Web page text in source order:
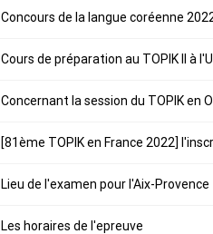
Concours de la langue coréenne
Cours de préparation au TOPIK II à
Concernant la session du TOPIK en
[81ème TOPIK en France 2022]
Lieu de l'examen pour l'Aix-Provence
Les horaires de l'epreuve